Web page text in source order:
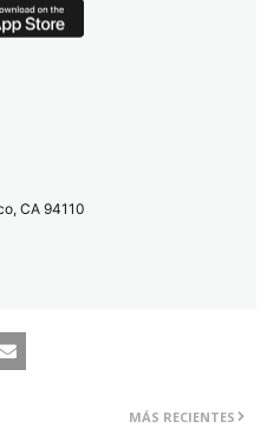
CA 94110
MÁS RECIENTES